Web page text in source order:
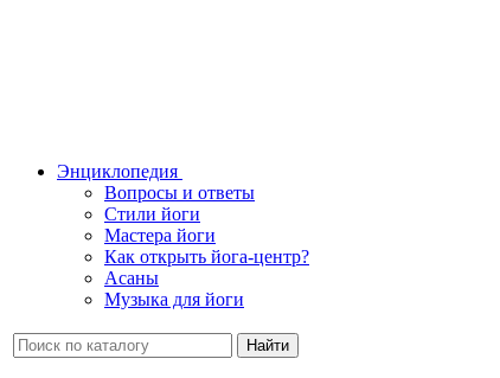
Энциклопедия
Вопросы и ответы
Стили йоги
Мастера йоги
Как открыть йога-центр?
Асаны
Музыка для йоги
Найти